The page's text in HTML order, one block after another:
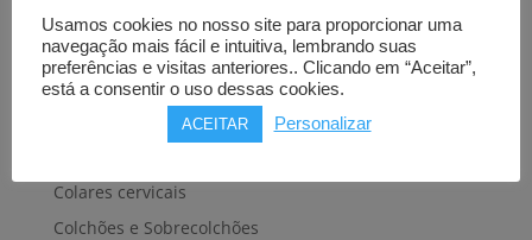
Carros hospitalares
Cestas, Arneses
Cintas e Faixas
Cintos, Coletes e afins
Colares cervicais
Colchões e Sobrecolchões
Usamos cookies no nosso site para proporcionar uma
navegação mais fácil e intuitiva, lembrando suas
preferências e visitas anteriores.. Clicando em “Aceitar”,
está a consentir o uso dessas cookies.
ACEITAR Personalizar